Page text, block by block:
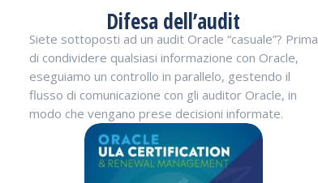
Difesa dell’audit
Siete sottoposti ad un audit Oracle “casuale”? Prima
di condividere qualsiasi informazione con Oracle,
eseguiamo un controllo in parallelo, gestendo il
flusso di comunicazione con gli auditor Oracle, in
modo che vengano prese decisioni informate.